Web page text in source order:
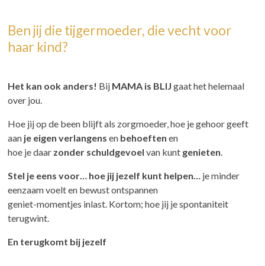
Ben jij die tijgermoeder, die vecht voor
haar kind?
Het kan ook anders! Bij MAMA is BLIJ gaat het helemaal
over jou.
Hoe jij op de been blijft als zorgmoeder, hoe je gehoor geeft
aan je eigen verlangens en behoeften en
hoe je daar zonder schuldgevoel van kunt genieten.
Stel je eens voor… hoe jij jezelf kunt helpen…je minder
eenzaam voelt en bewust ontspannen
geniet-momentjes inlast. Kortom; hoe jij je spontaniteit
terugwint.
En terugkomt bij jezelf